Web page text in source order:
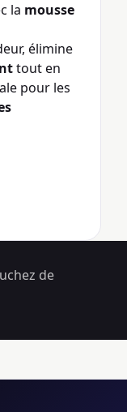
la mousse
élimine
tout en
pour les
de